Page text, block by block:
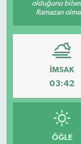
olduğunu
Ramazan
İMSAK
03:42
ÖĞLE
Yönetim
Yüksek
Sanat